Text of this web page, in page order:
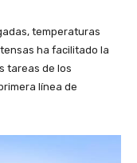
temperaturas
ha facilitado la
tareas de los
línea de